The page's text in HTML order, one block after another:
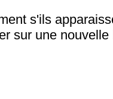
s'ils
sur une nouvelle